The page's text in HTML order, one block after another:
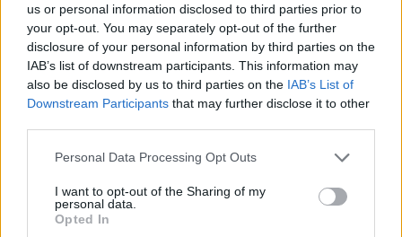
us or personal information disclosed to third parties prior to
your opt-out. You may separately opt-out of the further
disclosure of your personal information by third parties on the
IAB’s list of downstream participants. This information may
also be disclosed by us to third parties on the IAB’s List of
Downstream Participants that may further disclose it to other
Please note that this website/app uses one or more Google
not limited to your visit or usage behaviour. You may click to
grant or deny consent to Google and its third-party tags to
use your data for below specified purposes in below Google
Personal Data Processing Opt Outs
I want to opt-out of the Sharing of my
personal data.
Opted In
ΔΙΑΒΑΣΕ ΑΚΟΜΗ: